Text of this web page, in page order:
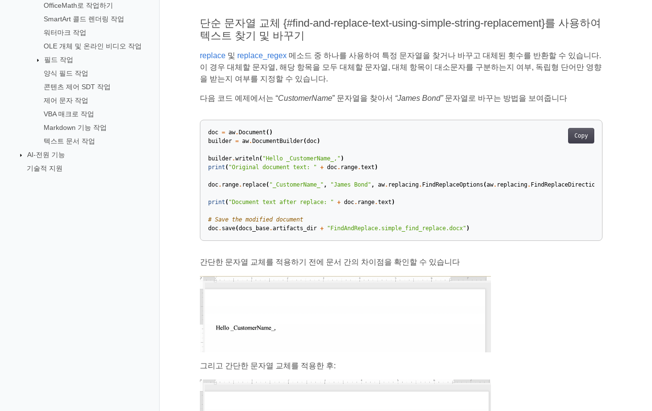
OfficeMath로 작업하기
SmartArt 콜드 렌더링 작업
워터마크 작업
OLE 개체 및 온라인 비디오 작업
필드 작업
양식 필드 작업
콘텐츠 제어 SDT 작업
제어 문자 작업
VBA 매크로 작업
Markdown 기능 작업
텍스트 문서 작업
AI-전원 기능
기술적 지원
단순 문자열 교체 {#find-and-replace-text-using-simple-string-replacement}를 사용하여
텍스트 찾기 및 바꾸기
replace및 replace_regex메소드 중 하나를 사용하여 특정 문자열을 찾거나 바꾸고 대체된 횟수를 반환할 수 있습니다.
이 경우 대체할 문자열, 해당 항목을 모두 대체할 문자열, 대체 항목이 대소문자를 구분하는지 여부, 독립형 단어만 영향
을 받는지 여부를 지정할 수 있습니다.
다음 코드 예제에서는 “CustomerName” 문자열을 찾아서 “James Bond”문자열로 바꾸는 방법을 보여줍니다
Copy
doc = aw. Document ()
builder = aw. DocumentBuilder(doc)
builder.writeln( "Hello _CustomerName_," )
print ( "Original document text: " + doc. range.text )
doc. range. replace( "_CustomerName_" , "James Bond" , aw. replacing. FindReplaceOptions (aw. replacing. FindReplaceDirection
print ( "Document text after replace: " + doc. range.text )
# Save the modified document
doc. save(docs_base.artifacts_dir + "FindAndReplace.simple_find_replace.docx" )
간단한 문자열 교체를 적용하기 전에 문서 간의 차이점을 확인할 수 있습니다
그리고 간단한 문자열 교체를 적용한 후: